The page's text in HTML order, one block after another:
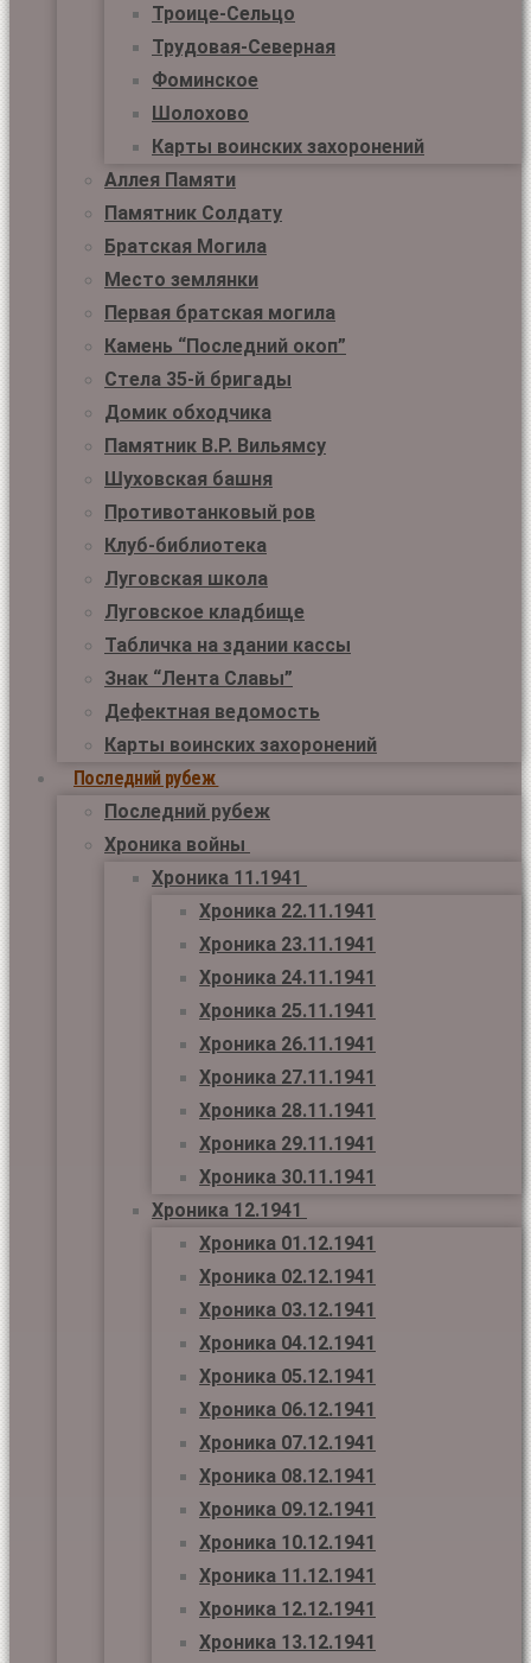
Троице-Сельцо
Трудовая-Северная
Фоминское
Шолохово
Карты воинских захоронений
Аллея Памяти
Памятник Солдату
Братская Могила
Место землянки
Первая братская могила
Камень “Последний окоп”
Стела 35-й бригады
Домик обходчика
Памятник В.Р. Вильямсу
Шуховская башня
Противотанковый ров
Клуб-библиотека
Луговская школа
Луговское кладбище
Табличка на здании кассы
Знак “Лента Славы”
Дефектная ведомость
Карты воинских захоронений
Последний рубеж
Последний рубеж
Хроника войны
Хроника 11.1941
Хроника 22.11.1941
Хроника 23.11.1941
Хроника 24.11.1941
Хроника 25.11.1941
Хроника 26.11.1941
Хроника 27.11.1941
Хроника 28.11.1941
Хроника 29.11.1941
Хроника 30.11.1941
Хроника 12.1941
Хроника 01.12.1941
Хроника 02.12.1941
Хроника 03.12.1941
Хроника 04.12.1941
Хроника 05.12.1941
Хроника 06.12.1941
Хроника 07.12.1941
Хроника 08.12.1941
Хроника 09.12.1941
Хроника 10.12.1941
Хроника 11.12.1941
Хроника 12.12.1941
Хроника 13.12.1941